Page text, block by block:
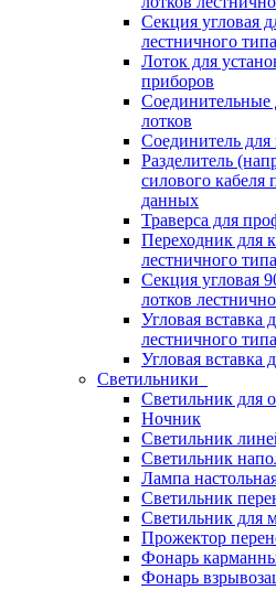
Секция угловая
лестничного типа
Лоток для
приборов
Соединительные
лотков
Соединитель для
Разделитель
силового кабеля
данных
Траверса для
Переходник для
лестничного типа
Секция угловая
лотков
Угловая вставка
лестничного типа
Угловая вставка
Светильники
Светильник для
Ночник
Светильник
Светильник
Лампа
Светильник
Светильник для
Прожектор
Фонарь
Фонарь